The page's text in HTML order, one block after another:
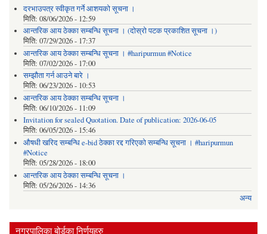
दरभाउपत्र स्वीकृत गर्ने आशयको सूचना ।
मिति: 08/06/2026 - 12:59
आन्तरिक आय ठेक्का सम्बन्धि सूचना । (दोस्रो पटक प्रकाशित सूचना ।)
मिति: 07/29/2026 - 17:37
आन्तरिक आय ठेक्का सम्बन्धि सूचना । #haripurmun #Notice
मिति: 07/02/2026 - 17:00
सम्झौता गर्न आउने बारे ।
मिति: 06/23/2026 - 10:53
आन्तरिक आय ठेक्का सम्बन्धि सूचना ।
मिति: 06/10/2026 - 11:09
Invitation for sealed Quotation. Date of publication: 2026-06-05
मिति: 06/05/2026 - 15:46
औषधी खरिद सम्बन्धि e-bid ठेक्का रद्द गरिएको सम्बन्धि सूचना । #haripurmun
#Notice
मिति: 05/28/2026 - 18:00
आन्तरिक आय ठेक्का सम्बन्धि सूचना ।
मिति: 05/26/2026 - 14:36
अन्य
नगरपालिका बोर्डका निर्णयहरु